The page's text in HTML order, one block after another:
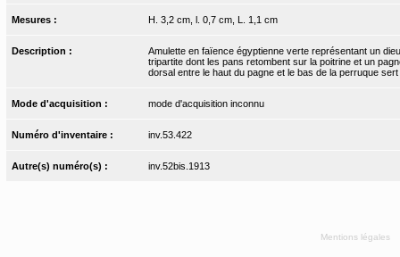
Mesures : H. 3,2 cm, l. 0,7 cm, L. 1,1 cm
Description :
Amulette en faïence égyptienne verte représentant un
tripartite dont les pans retombent sur la poitrine et un
dorsal entre le haut du pagne et le bas de la perruque sert
Mode d'acquisition : mode d'acquisition inconnu
Numéro d'inventaire : inv.53.422
Autre(s) numéro(s) : inv.52bis.1913
Mentions légales